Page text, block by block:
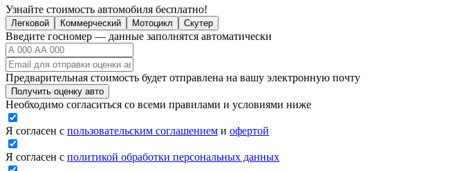
Узнайте стоимость автомобиля бесплатно!
Легковой Коммерческий Мотоцикл Скутер
Введите госномер — данные заполнятся автоматически
Предварительная стоимость будет отправлена на вашу электронную почту
Получить оценку авто
Необходимо согласиться со всеми правилами и условиями ниже
Я согласен с пользовательским соглашением и офертой
Я согласен с политикой обработки персональных данных